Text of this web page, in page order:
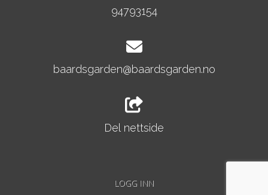
94793154
baardsgarden@baardsgarden.no
Del nettside
LOGG INN